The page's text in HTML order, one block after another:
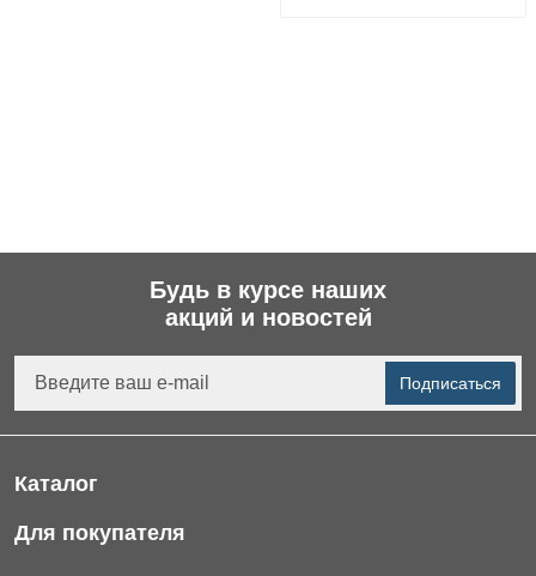
Будь в курсе наших
акций и новостей
Подписаться
Каталог
Фильтры для питьевой воды
Для покупателя